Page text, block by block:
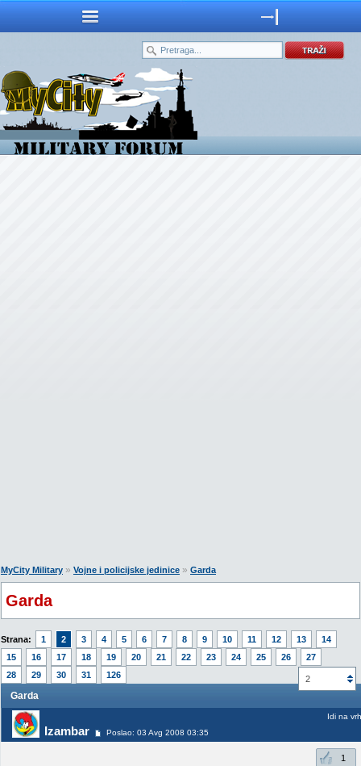
MyCity Military » Vojne i policijske jedinice » Garda
Garda
Strana: 1 2 3 4 5 6 7 8 9 10 11 12 13
14
15
16 17 18 19 20 21 22 23 24 25 26
27
28
29 30 31 126 2
Garda
Izambar Poslao: 03 Avg 2008 03:35
Idi na vrh
1